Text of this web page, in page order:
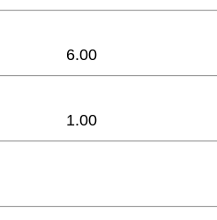
6.00
1.00